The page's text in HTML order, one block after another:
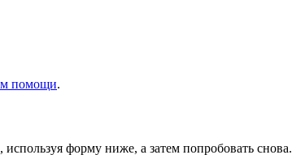
помощи.
форму ниже, а затем попробовать снова.